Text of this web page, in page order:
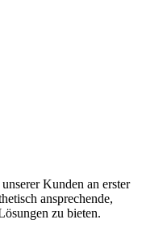
Kunden an erster
ansprechende,
zu bieten.